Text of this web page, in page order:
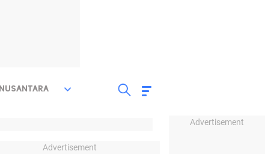
Advertisement
NUSANTARA
Advertisement